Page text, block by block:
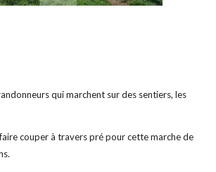
qui marchent sur des sentiers, les
couper à travers pré pour cette marche de